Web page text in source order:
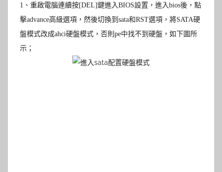
1 、重啟電腦連續按[DEL]鍵進入BIOS設置， 進入bios後，點
擊advance高級選項， 然後切換到sata和RST選項，將SATA硬
盤模式改成ahci硬盤模式，否則pe中找不到硬盤， 如下圖所
示 ；